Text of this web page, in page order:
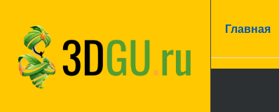
Главная